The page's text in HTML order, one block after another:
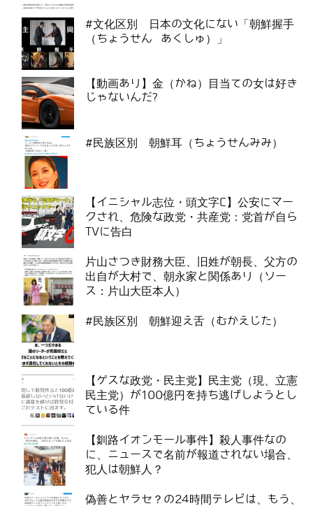
#文化区別 日本の文化にない「朝鮮握手
（ちょうせん あくしゅ）」
【動画あり】金（かね）目当ての女は好き
じゃないんだ?
#民族区別 朝鮮耳（ちょうせんみみ）
【イニシャル志位・頭文字C】公安にマー
クされ、危険な政党・共産党：党首が自ら
TVに告白
片山さつき財務大臣、旧姓が朝長、父方の
出自が大村で、朝永家と関係あり（ソー
ス：片山大臣本人）
#民族区別 朝鮮迎え舌（むかえじた）
【ゲスな政党・民主党】民主党（現、立憲
民主党）が100億円を持ち逃げしようとし
ている件
【釧路イオンモール事件】殺人事件なの
に、ニュースで名前が報道されない場合、
犯人は朝鮮人？
偽善とヤラセ？の24時間テレビは、もう、